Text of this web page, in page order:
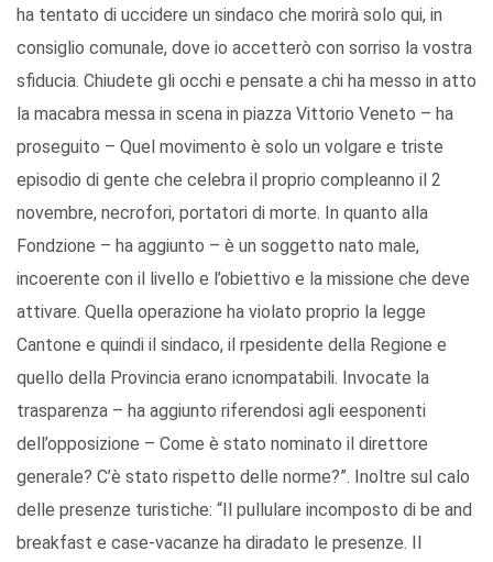
ha tentato di uccidere un sindaco che morirà solo qui, in
consiglio comunale, dove io accetterò con sorriso la vostra
sfiducia. Chiudete gli occhi e pensate a chi ha messo in atto
la macabra messa in scena in piazza Vittorio Veneto – ha
proseguito – Quel movimento è solo un volgare e triste
episodio di gente che celebra il proprio compleanno il 2
novembre, necrofori, portatori di morte. In quanto alla
Fondzione – ha aggiunto – è un soggetto nato male,
incoerente con il livello e l’obiettivo e la missione che deve
attivare. Quella operazione ha violato proprio la legge
Cantone e quindi il sindaco, il rpesidente della Regione e
quello della Provincia erano icnompatabili. Invocate la
trasparenza – ha aggiunto riferendosi agli eesponenti
dell’opposizione – Come è stato nominato il direttore
generale? C’è stato rispetto delle norme?”. Inoltre sul calo
delle presenze turistiche: “Il pullulare incomposto di be and
breakfast e case-vacanze ha diradato le presenze. Il